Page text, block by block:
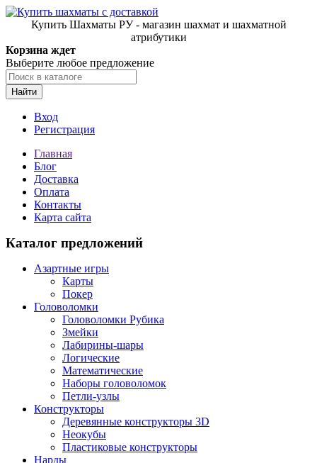
Купить Шахматы РУ - магазин шахмат и шахматной
атрибутики
Корзина ждет
Выберите любое предложение
Найти
Вход
Регистрация
Главная
Блог
Доставка
Оплата
Контакты
Карта сайта
Каталог предложений
Азартные игры
Карты
Покер
Головоломки
Головоломки Рубика
Змейки
Лабирины-шары
Логические
Математические
Наборы головоломок
Петли-узлы
Конструкторы
Деревянные конструкторы 3D
Неокубы
Пластиковые конструкторы
Нарды